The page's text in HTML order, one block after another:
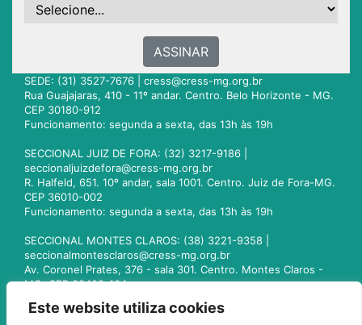
Este website utiliza cookies
ASSINAR
SEDE: (31) 3527-7676 | cress@cress-mg.org.br
Rua Guajajaras, 410 - 11º andar. Centro. Belo Horizonte - MG.
CEP 30180-912
Funcionamento: segunda a sexta, das 13h às 19h
SECCIONAL JUIZ DE FORA: (32) 3217-9186 |
seccionaljuizdefora@cress-mg.org.br
R. Halfeld, 651. 10º andar, sala 1001. Centro. Juiz de Fora-MG.
CEP 36010-002
Funcionamento: segunda a sexta, das 13h às 19h
SECCIONAL MONTES CLAROS: (38) 3221-9358 |
seccionalmontesclaros@cress-mg.org.br
Av. Coronel Prates, 376 - sala 301. Centro. Montes Claros -
MG. CEP 39400-104